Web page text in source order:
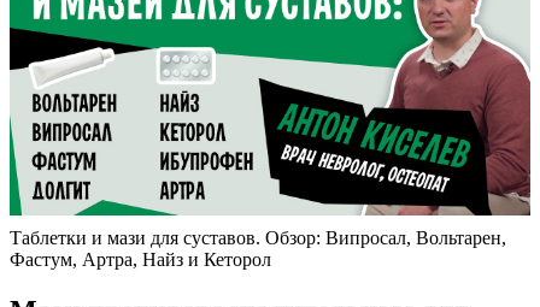
Таблетки и мази для суставов. Обзор: Випросал, Вольтарен,
Фастум, Артра, Найз и Кеторол